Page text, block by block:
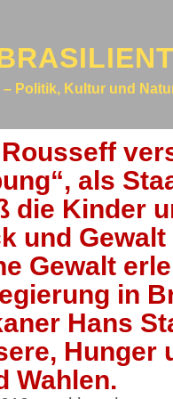
Politik, Kultur und
als
die Kinder
und
Gewalt
in
Hans
Hunger
Wahlen.